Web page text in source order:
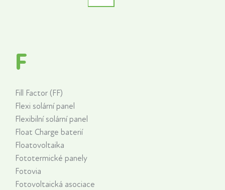
F
Fill Factor (FF)
Flexi solární panel
Flexibilní solární panel
Float Charge baterií
Floatovoltaika
Fototermické panely
Fotovia
Fotovoltaická asociace